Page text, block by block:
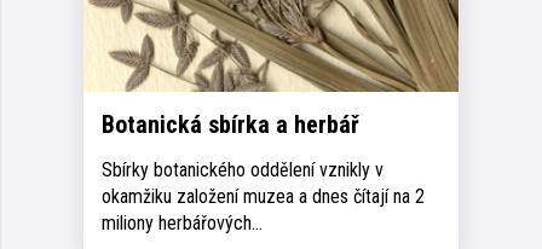
Botanická sbírka a herbář
Sbírky botanického oddělení vznikly v
okamžiku založení muzea a dnes čítají na 2
miliony herbářových…